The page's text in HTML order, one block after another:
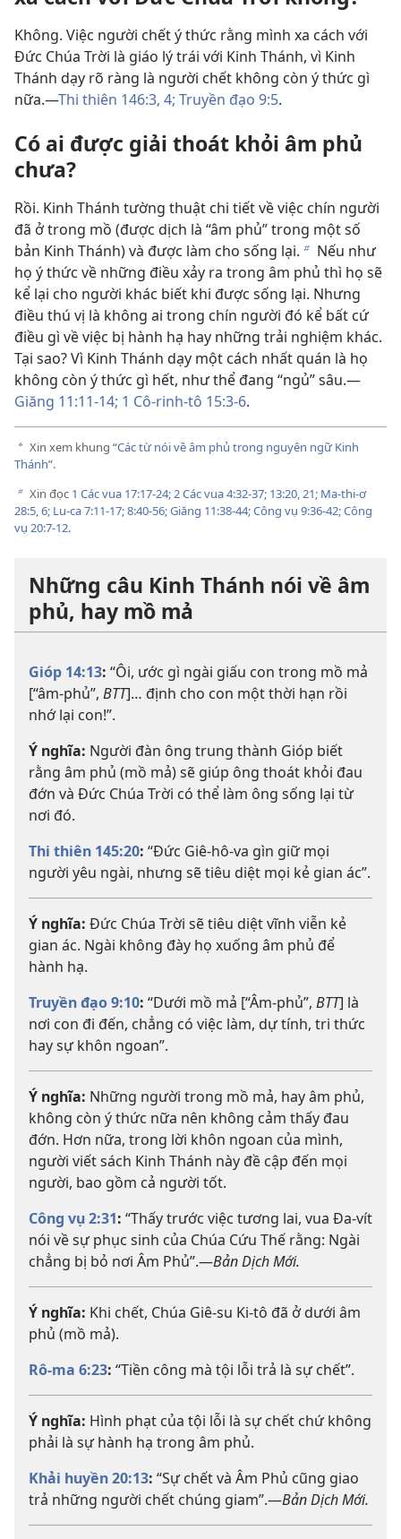
Không. Việc người chết ý thức rằng mình xa cách với
Đức Chúa Trời là giáo lý trái với Kinh Thánh, vì Kinh
Thánh dạy rõ ràng là người chết không còn ý thức gì
nữa.—Thi thiên 146:3, 4; Truyền đạo 9:5.
Có ai được giải thoát khỏi âm phủ
chưa?
Rồi. Kinh Thánh tường thuật chi tiết về việc chín người
đã ở trong mồ (được dịch là “âm phủ” trong một số
bản Kinh Thánh) và được làm cho sống lại. b Nếu như
họ ý thức về những điều xảy ra trong âm phủ thì họ sẽ
kể lại cho người khác biết khi được sống lại. Nhưng
điều thú vị là không ai trong chín người đó kể bất cứ
điều gì về việc bị hành hạ hay những trải nghiệm khác.
Tại sao? Vì Kinh Thánh dạy một cách nhất quán là họ
không còn ý thức gì hết, như thể đang “ngủ” sâu.—
Giăng 11:11-14; 1 Cô-rinh-tô 15:3-6.
a Xin xem khung “Các từ nói về âm phủ trong nguyên ngữ Kinh
Thánh”.
b Xin đọc 1 Các vua 17:17-24;2 Các vua 4:32-37; 13:20, 21; Ma-thi-ơ
28:5, 6; Lu-ca 7:11-17;8:40-56;Giăng 11:38-44;Công vụ 9:36-42;Công
vụ 20:7-12.
Những câu Kinh Thánh nói về âm
phủ, hay mồ mả
Gióp 14:13: “Ôi, ước gì ngài giấu con trong mồ mả
[“âm-phủ”, BTT]… định cho con một thời hạn rồi
nhớ lại con!”.
Ý nghĩa: Người đàn ông trung thành Gióp biết
rằng âm phủ (mồ mả) sẽ giúp ông thoát khỏi đau
đớn và Đức Chúa Trời có thể làm ông sống lại từ
nơi đó.
Thi thiên 145:20: “Đức Giê-hô-va gìn giữ mọi
người yêu ngài, nhưng sẽ tiêu diệt mọi kẻ gian ác”.
Ý nghĩa: Đức Chúa Trời sẽ tiêu diệt vĩnh viễn kẻ
gian ác. Ngài không đày họ xuống âm phủ để
hành hạ.
Truyền đạo 9:10: “Dưới mồ mả [“Âm-phủ”, BTT] là
nơi con đi đến, chẳng có việc làm, dự tính, tri thức
hay sự khôn ngoan”.
Ý nghĩa: Những người trong mồ mả, hay âm phủ,
không còn ý thức nữa nên không cảm thấy đau
đớn. Hơn nữa, trong lời khôn ngoan của mình,
người viết sách Kinh Thánh này đề cập đến mọi
người, bao gồm cả người tốt.
Công vụ 2:31: “Thấy trước việc tương lai, vua Đa-vít
nói về sự phục sinh của Chúa Cứu Thế rằng: Ngài
chẳng bị bỏ nơi Âm Phủ”.—Bản Dịch Mới.
Ý nghĩa: Khi chết, Chúa Giê-su Ki-tô đã ở dưới âm
phủ (mồ mả).
Rô-ma 6:23: “Tiền công mà tội lỗi trả là sự chết”.
Ý nghĩa: Hình phạt của tội lỗi là sự chết chứ không
phải là sự hành hạ trong âm phủ.
Khải huyền 20:13: “Sự chết và Âm Phủ cũng giao
trả những người chết chúng giam”.—Bản Dịch Mới.